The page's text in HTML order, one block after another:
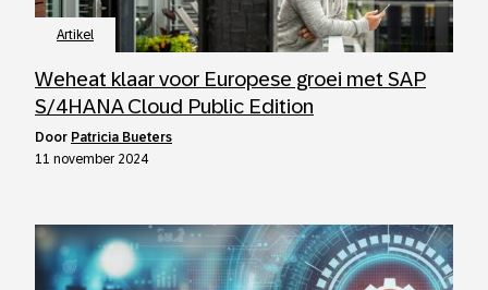
Artikel
Weheat klaar voor Europese groei met SAP
S/4HANA Cloud Public Edition
door Patricia Bueters
11 november 2024